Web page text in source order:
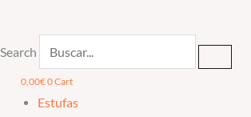
Search
0,00€0Cart
Estufas